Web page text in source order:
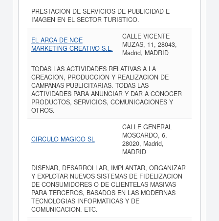
PRESTACION DE SERVICIOS DE PUBLICIDAD E
IMAGEN EN EL SECTOR TURISTICO.
EL ARCA DE NOE
MARKETING CREATIVO S.L.
CALLE VICENTE
MUZAS, 11, 28043,
Madrid, MADRID
TODAS LAS ACTIVIDADES RELATIVAS A LA
CREACION, PRODUCCION Y REALIZACION DE
CAMPANAS PUBLICITARIAS. TODAS LAS
ACTIVIDADES PARA ANUNCIAR Y DAR A CONOCER
PRODUCTOS, SERVICIOS, COMUNICACIONES Y
OTROS.
CIRCULO MAGICO SL
CALLE GENERAL
MOSCARDO, 6,
28020, Madrid,
MADRID
DISENAR, DESARROLLAR, IMPLANTAR, ORGANIZAR
Y EXPLOTAR NUEVOS SISTEMAS DE FIDELIZACION
DE CONSUMIDORES O DE CLIENTELAS MASIVAS
PARA TERCEROS, BASADOS EN LAS MODERNAS
TECNOLOGIAS INFORMATICAS Y DE
COMUNICACION. ETC.